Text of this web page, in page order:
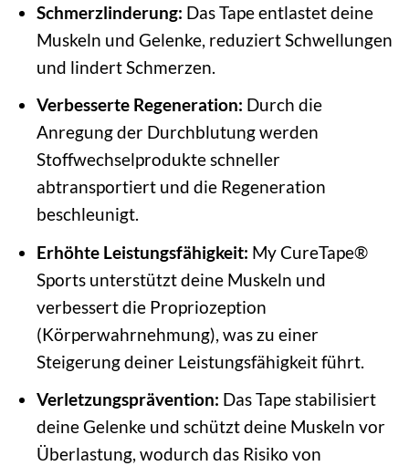
Schmerzlinderung: Das Tape entlastet deine
Muskeln und Gelenke, reduziert Schwellungen
und lindert Schmerzen.
Verbesserte Regeneration: Durch die
Anregung der Durchblutung werden
Stoffwechselprodukte schneller
abtransportiert und die Regeneration
beschleunigt.
Erhöhte Leistungsfähigkeit: My CureTape®
Sports unterstützt deine Muskeln und
verbessert die Propriozeption
(Körperwahrnehmung), was zu einer
Steigerung deiner Leistungsfähigkeit führt.
Verletzungsprävention: Das Tape stabilisiert
deine Gelenke und schützt deine Muskeln vor
Überlastung, wodurch das Risiko von